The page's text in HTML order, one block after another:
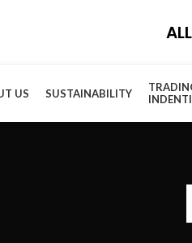
US SUSTAINABILITY